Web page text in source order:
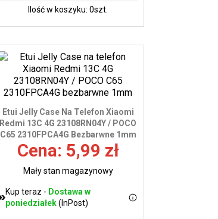
Ilość w koszyku: 0szt.
Etui Jelly Case Na Telefon Xiaomi
Redmi 13C 4G 23108RN04Y / POCO
C65 2310FPCA4G Bezbarwne 1mm
Cena: 5,99 zł
Mały stan magazynowy
Kup teraz - Dostawa w
poniedziałek(InPost)